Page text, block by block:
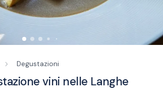
Degustazioni
vini nelle Langhe